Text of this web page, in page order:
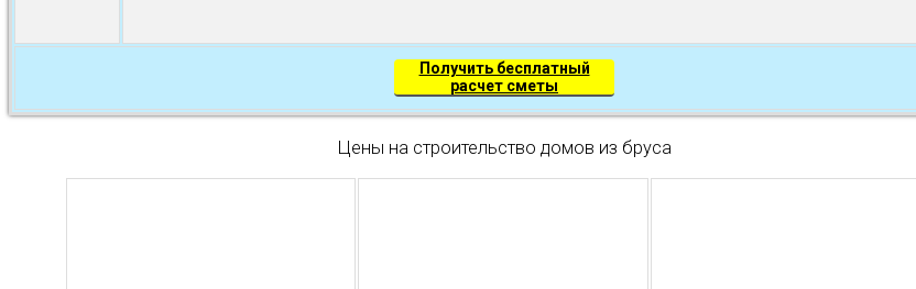
Получить бесплатный
расчет сметы
Цены на строительство домов из бруса